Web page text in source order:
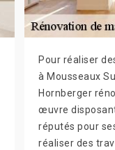
Pour réaliser
à Mousseaux
Hornberger
œuvre
réputés pour
réaliser des